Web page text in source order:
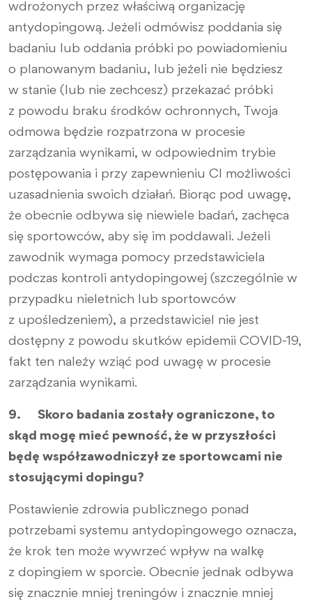
wdrożonych przez właściwą organizację
antydopingową. Jeżeli odmówisz poddania się
badaniu lub oddania próbki po powiadomieniu
o planowanym badaniu, lub jeżeli nie będziesz
w stanie (lub nie zechcesz) przekazać próbki
z powodu braku środków ochronnych, Twoja
odmowa będzie rozpatrzona w procesie
zarządzania wynikami, w odpowiednim trybie
postępowania i przy zapewnieniu CI możliwości
uzasadnienia swoich działań. Biorąc pod uwagę,
że obecnie odbywa się niewiele badań, zachęca
się sportowców, aby się im poddawali. Jeżeli
zawodnik wymaga pomocy przedstawiciela
podczas kontroli antydopingowej (szczególnie w
przypadku nieletnich lub sportowców
z upośledzeniem), a przedstawiciel nie jest
dostępny z powodu skutków epidemii COVID-19,
fakt ten należy wziąć pod uwagę w procesie
zarządzania wynikami.
9. Skoro badania zostały ograniczone, to
skąd mogę mieć pewność, że w przyszłości
będę współzawodniczył ze sportowcami nie
stosującymi dopingu?
Postawienie zdrowia publicznego ponad
potrzebami systemu antydopingowego oznacza,
że krok ten może wywrzeć wpływ na walkę
z dopingiem w sporcie. Obecnie jednak odbywa
się znacznie mniej treningów i znacznie mniej